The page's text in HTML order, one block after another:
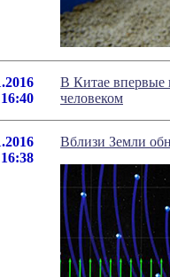
16:40
В Китае впервые
человеком
16:38
Вблизи Земли